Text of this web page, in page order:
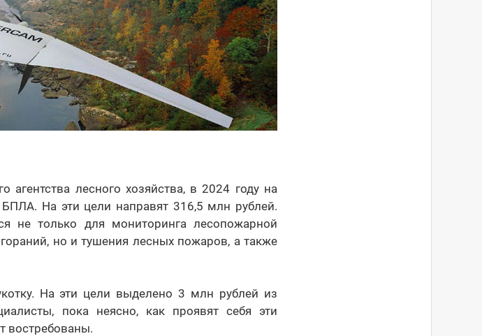
лесного хозяйства, в 2024 году на
На эти цели направят 316,5 млн рублей.
не только для мониторинга лесопожарной
но и тушения лесных пожаров, а также
На эти цели выделено 3 млн рублей из
пока неясно, как проявят себя эти
востребованы.